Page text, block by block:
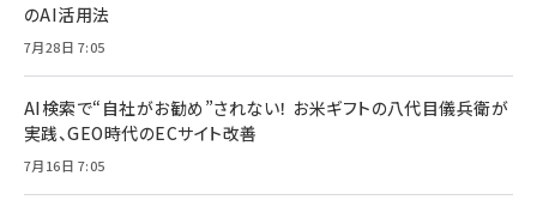
のAI活用法
7月28日 7:05
AI検索で“自社がお勧め”されない！ お米ギフトの八代目儀兵衛が
実践、GEO時代のECサイト改善
7月16日 7:05